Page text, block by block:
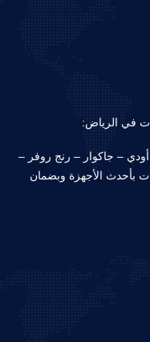
في الرياض:
– جاكوار – رنج روفر –
بأحدث الأجهزة وبضمان